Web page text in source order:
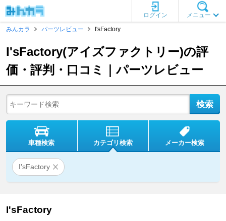
メニュー
ログイン
みんカラ
パーツレビュー I'sFactory
I'sFactory(アイズファクトリー)の評
価・評判・口コミ｜パーツレビュー
車種検索 カテゴリ検索 メーカー検索
I'sFactory
I'sFactory